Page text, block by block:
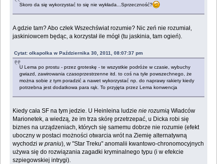
Skoro da się wykorzystać to się nie wykłada...Sprzeczność?
A gdzie tam? Abo człek Wszechświat rozumie? Nic zeń nie rozumiał,
jaskiniowcem będąc, a korzystał ile mógł (tu jaskinia, tam ogień).
Cytat: olkapolka w Października 30, 2011, 08:07:37 pm
U Lema po prostu - przez groteskę - te wszystkie podróże w czasie, wybuchy
gwiazd, zawirowania czasoprzestrzenne itd. to coś na tyle powszechnego, że
można sobie z tym poradzić a nawet wykorzystać np. do naprawy rakiety kiedy
potrzebna jest dodatkowa para rąk. To przyjęta przez Lema konwencja
Kiedy cała SF na tym jedzie. U Heinleina ludzienie rozumią Władców
Marionetek, a wiedzą, że im trza skórę przetrzepać, u Dicka robi się
biznes na urządzeniach, których się samemu dobrze nie rozumie (efekt
uboczny w postaci możności otwarcia wrót na Ziemię alternatywną
wychodziw praniu), w "Star Treku" anomalii kwantowo-chronomocyjnych
używa się do rozwiązania zagadki kryminalnego typu (i w efekcie
szpiegowskiej intrygi).